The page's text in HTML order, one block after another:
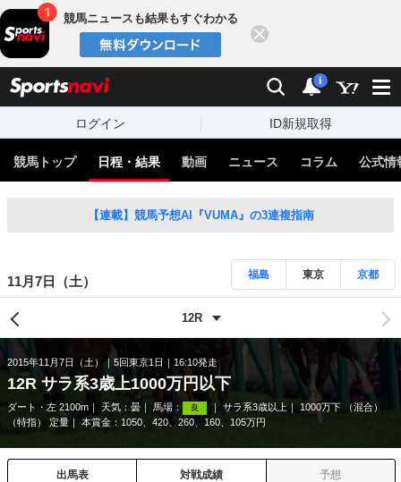
競馬ニュースも結果もすぐわかる
検索 通知
i
ログイン ID新規取得
競馬トップ 日程・結果 動画 ニュース コラム 公式情
【連載】競馬予想AI『VUMA』の3連複指南
11月7日（土） 福島 東京 京都
2015年11月7日（土） 5回東京1日 16:10発走
12R サラ系3歳上1000万円以下
ダート・左 2100m 天気： 曇 馬場： 良 サラ系3歳以上
1000万下 （混合）
（特指） 定量
本賞金：1050、420、260、160、105万円
出馬表 対戦成績 予想